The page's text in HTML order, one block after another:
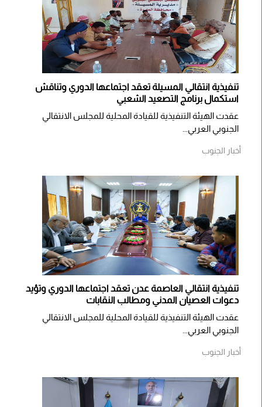
تنفيذية انتقالي المسيلة تعقد اجتماعها الدوري وتناقش
استكمال برنامج التصعيد الشعبي
عقدت الهيئة التنفيذية للقيادة المحلية للمجلس الانتقالي
الجنوبي العربي...
أخبار الجنوب
تنفيذية انتقالي العاصمة عدن تعقد اجتماعها الدوري وتؤيد
دعوات العصيان المدني ومطالب النقابات
​عقدت الهيئة التنفيذية للقيادة المحلية للمجلس الانتقالي
الجنوبي العربي...
أخبار الجنوب